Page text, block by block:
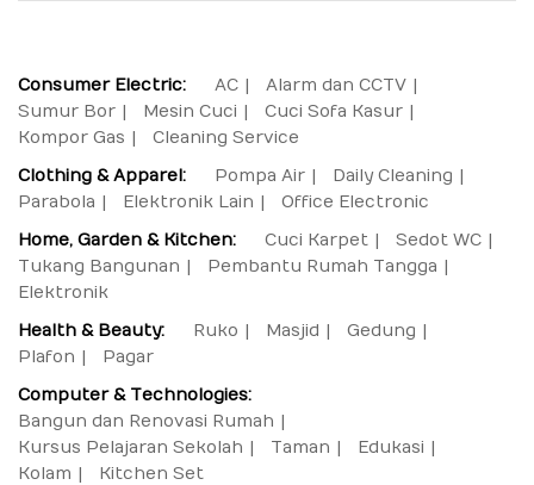
Consumer Electric: AC
Alarm dan CCTV
Sumur Bor
Mesin Cuci
Cuci Sofa Kasur
Kompor Gas
Cleaning Service
Clothing & Apparel:
Pompa Air
Daily Cleaning
Parabola
Elektronik Lain
Office Electronic
Home, Garden & Kitchen:
Cuci Karpet
Sedot WC
Tukang Bangunan
Pembantu Rumah Tangga
Elektronik
Health & Beauty:
Ruko Masjid
Gedung
Plafon
Pagar
Computer & Technologies:
Bangun dan Renovasi Rumah
Kursus Pelajaran Sekolah
Taman
Edukasi
Kolam
Kitchen Set